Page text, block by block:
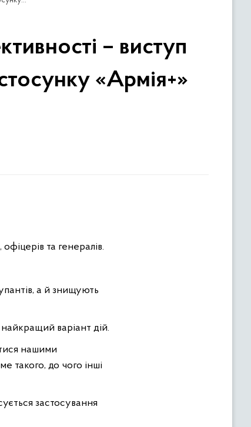
– виступ
«Армія+»
та генералів.
а й знищують
варіант дій.
нашими
такого, до чого інші
застосування